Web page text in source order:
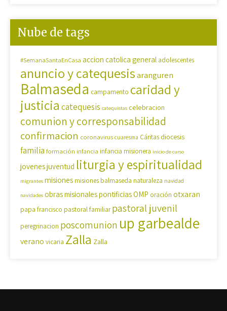
Nube de tags
#SemanaSantaEnCasa accion catolica general adolescentes
anuncio y catequesisaranguren
Balmaseda campamento caridad y
justicia catequesis catequistas celebracion
comunion y corresponsabilidad
confirmacion coronavirus cuaresma Cáritas diocesis
familia formación infancia infancia misionera inicio de curso
jovenesjuventud liturgia y espiritualidad
migrantes misiones misiones balmaseda naturaleza navidad
navidades obras misionales pontificiasOMP oración otxaran
papa francisco pastoral familiar pastoral juvenil
peregrinacion poscomunion up garbealde
verano vicaria Zalla Zalla